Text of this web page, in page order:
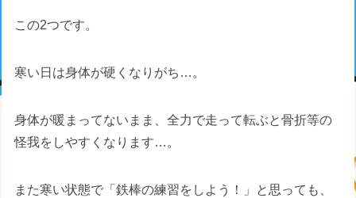
この2つです。
寒い日は身体が硬くなりがち…。
身体が暖まってないまま、全力で走って転ぶと骨折等の
怪我をしやすくなります…。
また寒い状態で「鉄棒の練習をしよう！」と思っても、